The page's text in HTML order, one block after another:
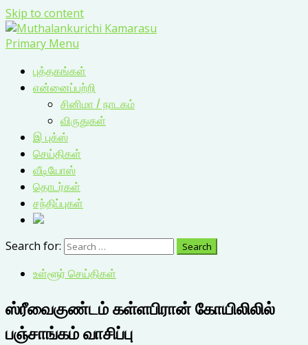
Skip to content
Primary Menu
புத்தகங்கள்
என்னைப்பற்றி
சினிமா / நாடகம்
விருதுகள்
இ புக்ஸ்
செய்திகள்
வீடியோஸ்
தொடர்கள்
சந்திப்புகள்
Search for:
உள்ளூர் செய்திகள்
ஸ்ரீவைகுண்டம் கள்ளபிரான் கோயிலிலில்
பஞ்சாங்கம் வாசிப்பு